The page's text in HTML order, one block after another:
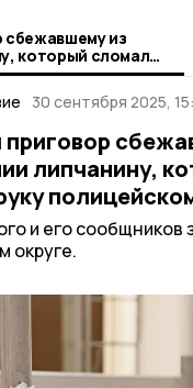
сбежавшему из
который сломал
30 сентября 2025,
приговор
липчанину,
и его сообщников
округе.